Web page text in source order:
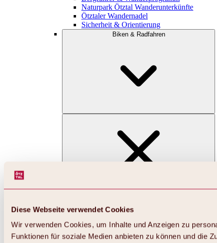
Diese Webseite verwendet Cookies
Wir verwenden Cookies, um Inhalte und Anzeigen zu
Funktionen für soziale Medien anbieten zu können und die
Naturpark Ötztal Wanderunterkünfte
Ötztaler Wandernadel
Sicherheit & Orientierung
Biken & Radfahren